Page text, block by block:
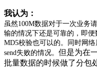
我认为：
虽然100M数据对于一次业务
输的情况下还是可靠的，即
MD5校验也可以的。 同时网
send失败的情况。 但是为在
批量数据的时候做了分包